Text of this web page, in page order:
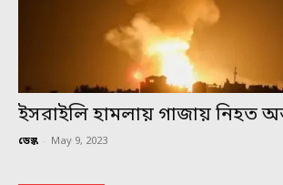
ইসরাইলি হামলায় গাজায় নিহত
ডেস্ক - May 9, 2023